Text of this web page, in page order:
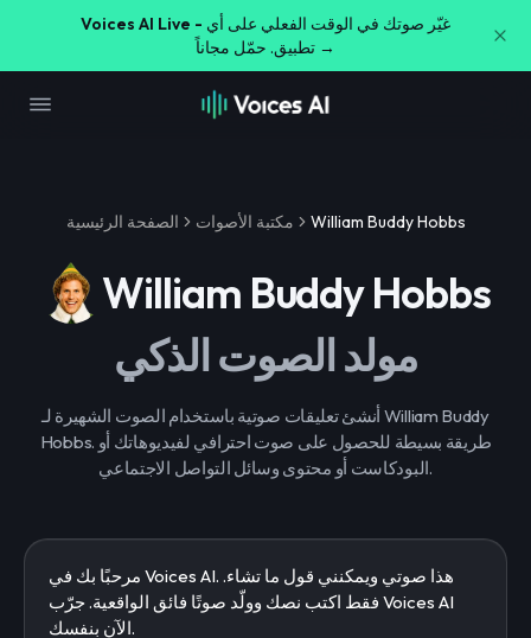
Voices AI Live - غيّر صوتك في الوقت الفعلي على أي
تطبيق. حمّل مجاناً →
الصفحة الرئيسية مكتبة الأصوات William Buddy Hobbs
William Buddy Hobbs
مولد الصوت الذكي
أنشئ تعليقات صوتية باستخدام الصوت الشهيرة لـ William Buddy
Hobbs. طريقة بسيطة للحصول على صوت احترافي لفيديوهاتك أو
البودكاست أو محتوى وسائل التواصل الاجتماعي.